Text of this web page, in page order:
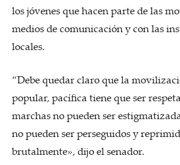
los jóvenes que hacen parte de las
medios de comunicación y con las
locales.
“Debe quedar claro que la
popular, pacífica tiene que ser
marchas no pueden ser
no pueden ser perseguidos y
brutalmente», dijo el senador.